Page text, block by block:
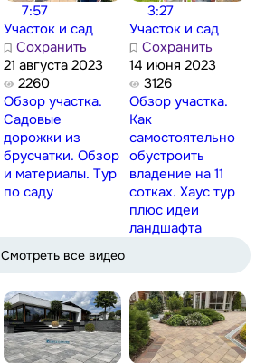
7:57
Участок и сад
Сохранить
21 августа 2023
2260
Обзор участка.
Садовые
дорожки из
брусчатки. Обзор
и материалы. Тур
по саду
3:27
Участок и сад
Сохранить
14 июня 2023
3126
Обзор участка.
Как
самостоятельно
обустроить
владение на 11
сотках. Хаус тур
плюс идеи
ландшафта
Смотреть все видео